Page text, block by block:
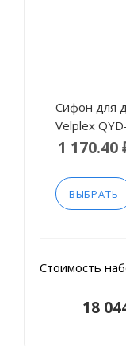
Сифон для
Velplex
1 170.40
ВЫБРАТЬ
Стоимость
18